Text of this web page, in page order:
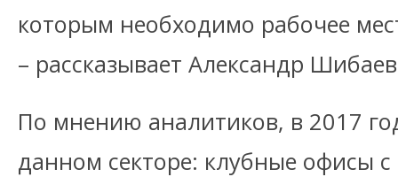
которым необходимо рабочее
– рассказывает Александр
По мнению аналитиков, в 2017
данном секторе: клубные офисы